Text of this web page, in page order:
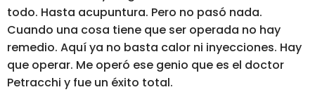
todo. Hasta acupuntura. Pero no pasó nada.
Cuando una cosa tiene que ser operada no hay
remedio. Aquí ya no basta calor ni inyecciones. Hay
que operar. Me operó ese genio que es el doctor
Petracchi y fue un éxito total.